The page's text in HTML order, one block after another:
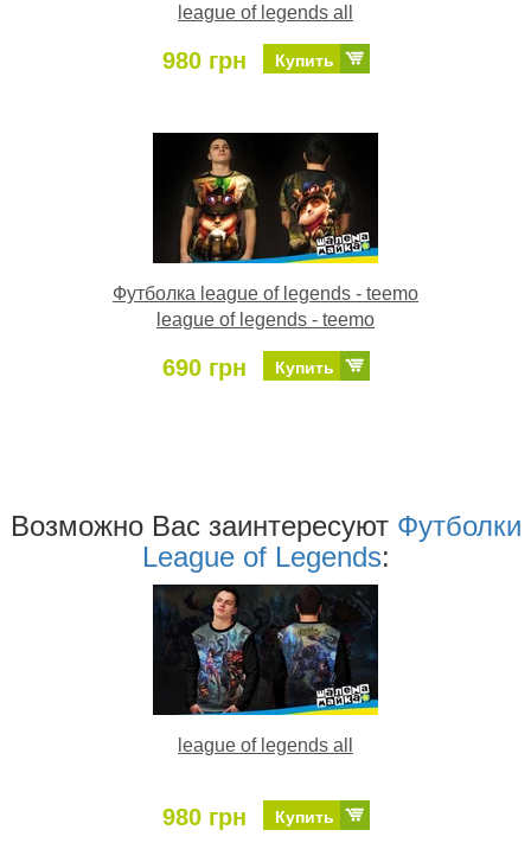
league of legends all
980 грн Купить
Футболка league of legends - teemo
league of legends - teemo
690 грн Купить
Возможно Ваc заинтересуют Футболки
League of Legends:
league of legends all
980 грн Купить